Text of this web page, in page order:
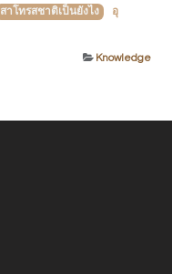
สาโทรสชาติเป็นยังไง
อุ
Knowledge